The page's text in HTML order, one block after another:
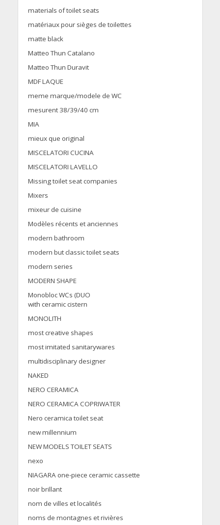
materials of toilet seats
matériaux pour sièges de toilettes
matte black
Matteo Thun Catalano
Matteo Thun Duravit
MDF LAQUE
meme marque/modele de WC
mesurent 38/39/40 cm
MIA
mieux que original
MISCELATORI CUCINA
MISCELATORI LAVELLO
Missing toilet seat companies
Mixers
mixeur de cuisine
Modèles récents et anciennes
modern bathroom
modern but classic toilet seats
modern series
MODERN SHAPE
Monobloc WCs (DUO
with ceramic cistern
MONOLITH
most creative shapes
most imitated sanitarywares
multidisciplinary designer
NAKED
NERO CERAMICA
NERO CERAMICA COPRIWATER
Nero ceramica toilet seat
new millennium
NEW MODELS TOILET SEATS
nexo
NIAGARA one-piece ceramic cassette
noir brillant
nom de villes et localités
noms de montagnes et rivières